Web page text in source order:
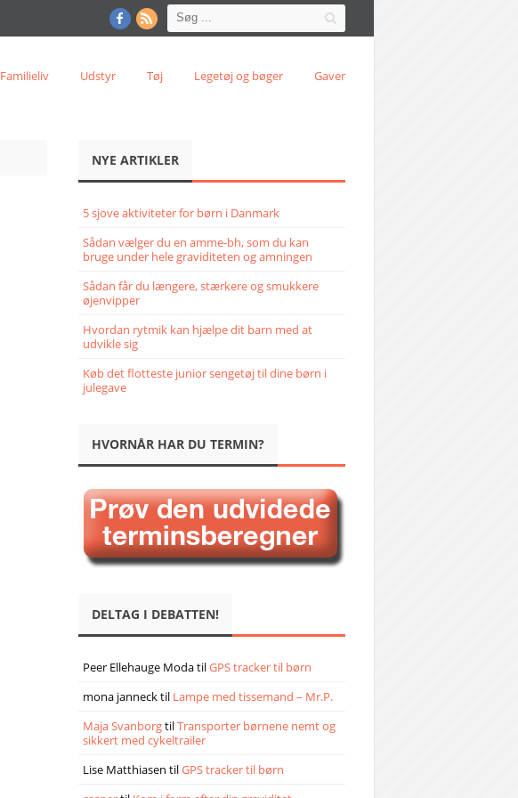
Familieliv Udstyr Tøj Legetøj og bøger Gaver
NYE ARTIKLER
5 sjove aktiviteter for børn i Danmark
Sådan vælger du en amme-bh, som du kan
bruge under hele graviditeten og amningen
Sådan får du længere, stærkere og smukkere
øjenvipper
Hvordan rytmik kan hjælpe dit barn med at
udvikle sig
Køb det flotteste junior sengetøj til dine børn i
julegave
HVORNÅR HAR DU TERMIN?
DELTAG I DEBATTEN!
Peer Ellehauge ModatilGPS tracker til børn
mona jannecktil Lampe med tissemand – Mr.P.
Maja SvanborgtilTransporter børnene nemt og
sikkert med cykeltrailer
Lise Matthiasen tilGPS tracker til børn